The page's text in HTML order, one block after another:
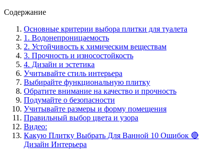
Содержание
Основные критерии выбора плитки для туалета
1. Водонепроницаемость
2. Устойчивость к химическим веществам
3. Прочность и износостойкость
4. Дизайн и эстетика
Учитывайте стиль интерьера
Выбирайте функциональную плитку
Обратите внимание на качество и прочность
Подумайте о безопасности
Учитывайте размеры и форму помещения
Правильный выбор цвета и узора
Видео:
Какую Плитку Выбрать Для Ванной 10 Ошибок 🔴
Дизайн Интерьера